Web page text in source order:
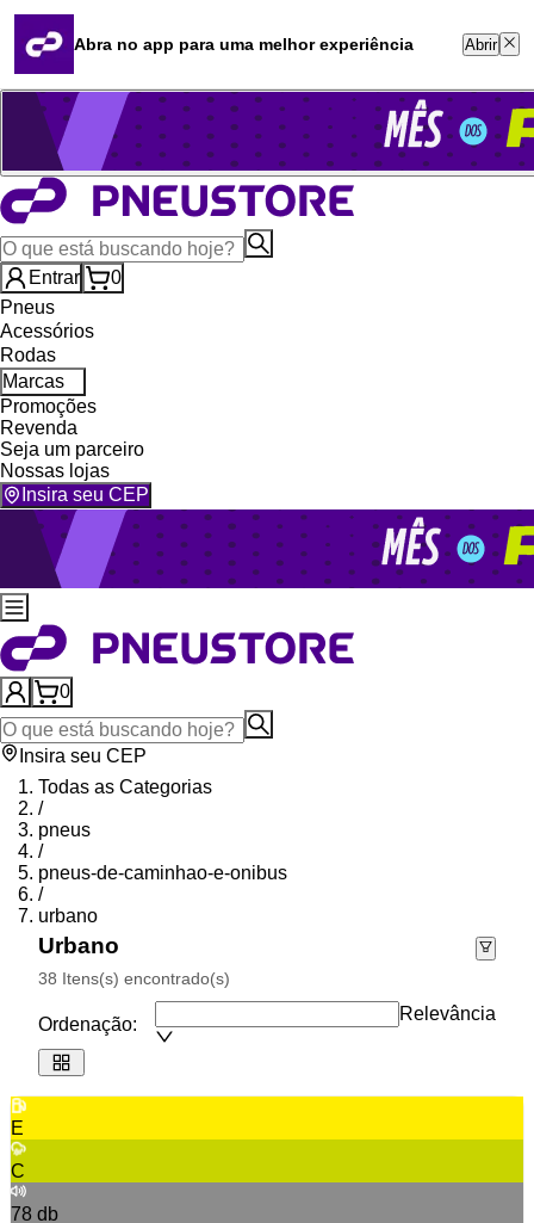
Quero revender
Blog
Whatsapp (16) 99764-8401
Televendas (47) 3046-2551
Entrar
0
Pneus
Acessórios
Rodas
Marcas
Promoções
Revenda
Seja um parceiro
Nossas lojas
Insira seu CEP
0
Insira seu CEP
Todas as Categorias
/
pneus
/
pneus-de-caminhao-e-onibus
/
urbano
Urbano
38 Itens(s) encontrado(s)
Ordenação:
Relevância
E
C
78 db
Abra no app para uma melhor experiência Abrir